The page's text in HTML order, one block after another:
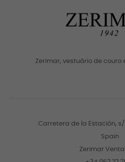
Zerimar, vestuário de couro
Carretera de la Estación,
Spain
Zerimar